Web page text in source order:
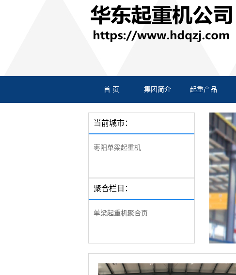
首 页 集团简介 起重产品
当前城市：
枣阳单梁起重机
聚合栏目：
单梁起重机聚合页